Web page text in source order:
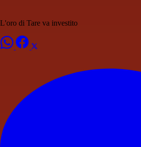
L'oro di Tare va investito